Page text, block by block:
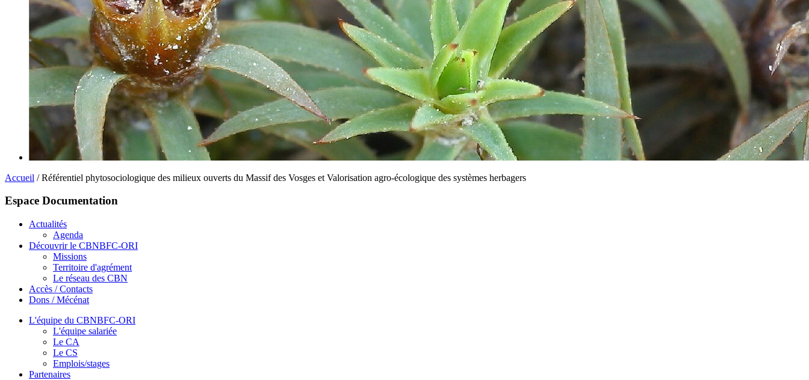
Accueil / Référentiel phytosociologique des milieux ouverts du Massif des Vosges et Valorisation agro-écologique des systèmes herbagers
Espace Documentation
Actualités
Agenda
Découvrir le CBNBFC-ORI
Missions
Territoire d'agrément
Le réseau des CBN
Accès / Contacts
Dons / Mécénat
L'équipe du CBNBFC-ORI
L'équipe salariée
Le CA
Le CS
Emplois/stages
Partenaires